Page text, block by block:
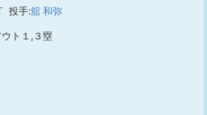
投手:舘 和弥
ウト１,３塁